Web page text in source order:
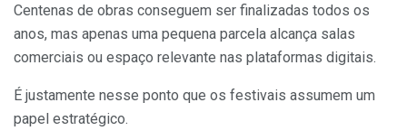
Centenas de obras conseguem ser finalizadas todos os
anos, mas apenas uma pequena parcela alcança salas
comerciais ou espaço relevante nas plataformas digitais.
É justamente nesse ponto que os festivais assumem um
papel estratégico.